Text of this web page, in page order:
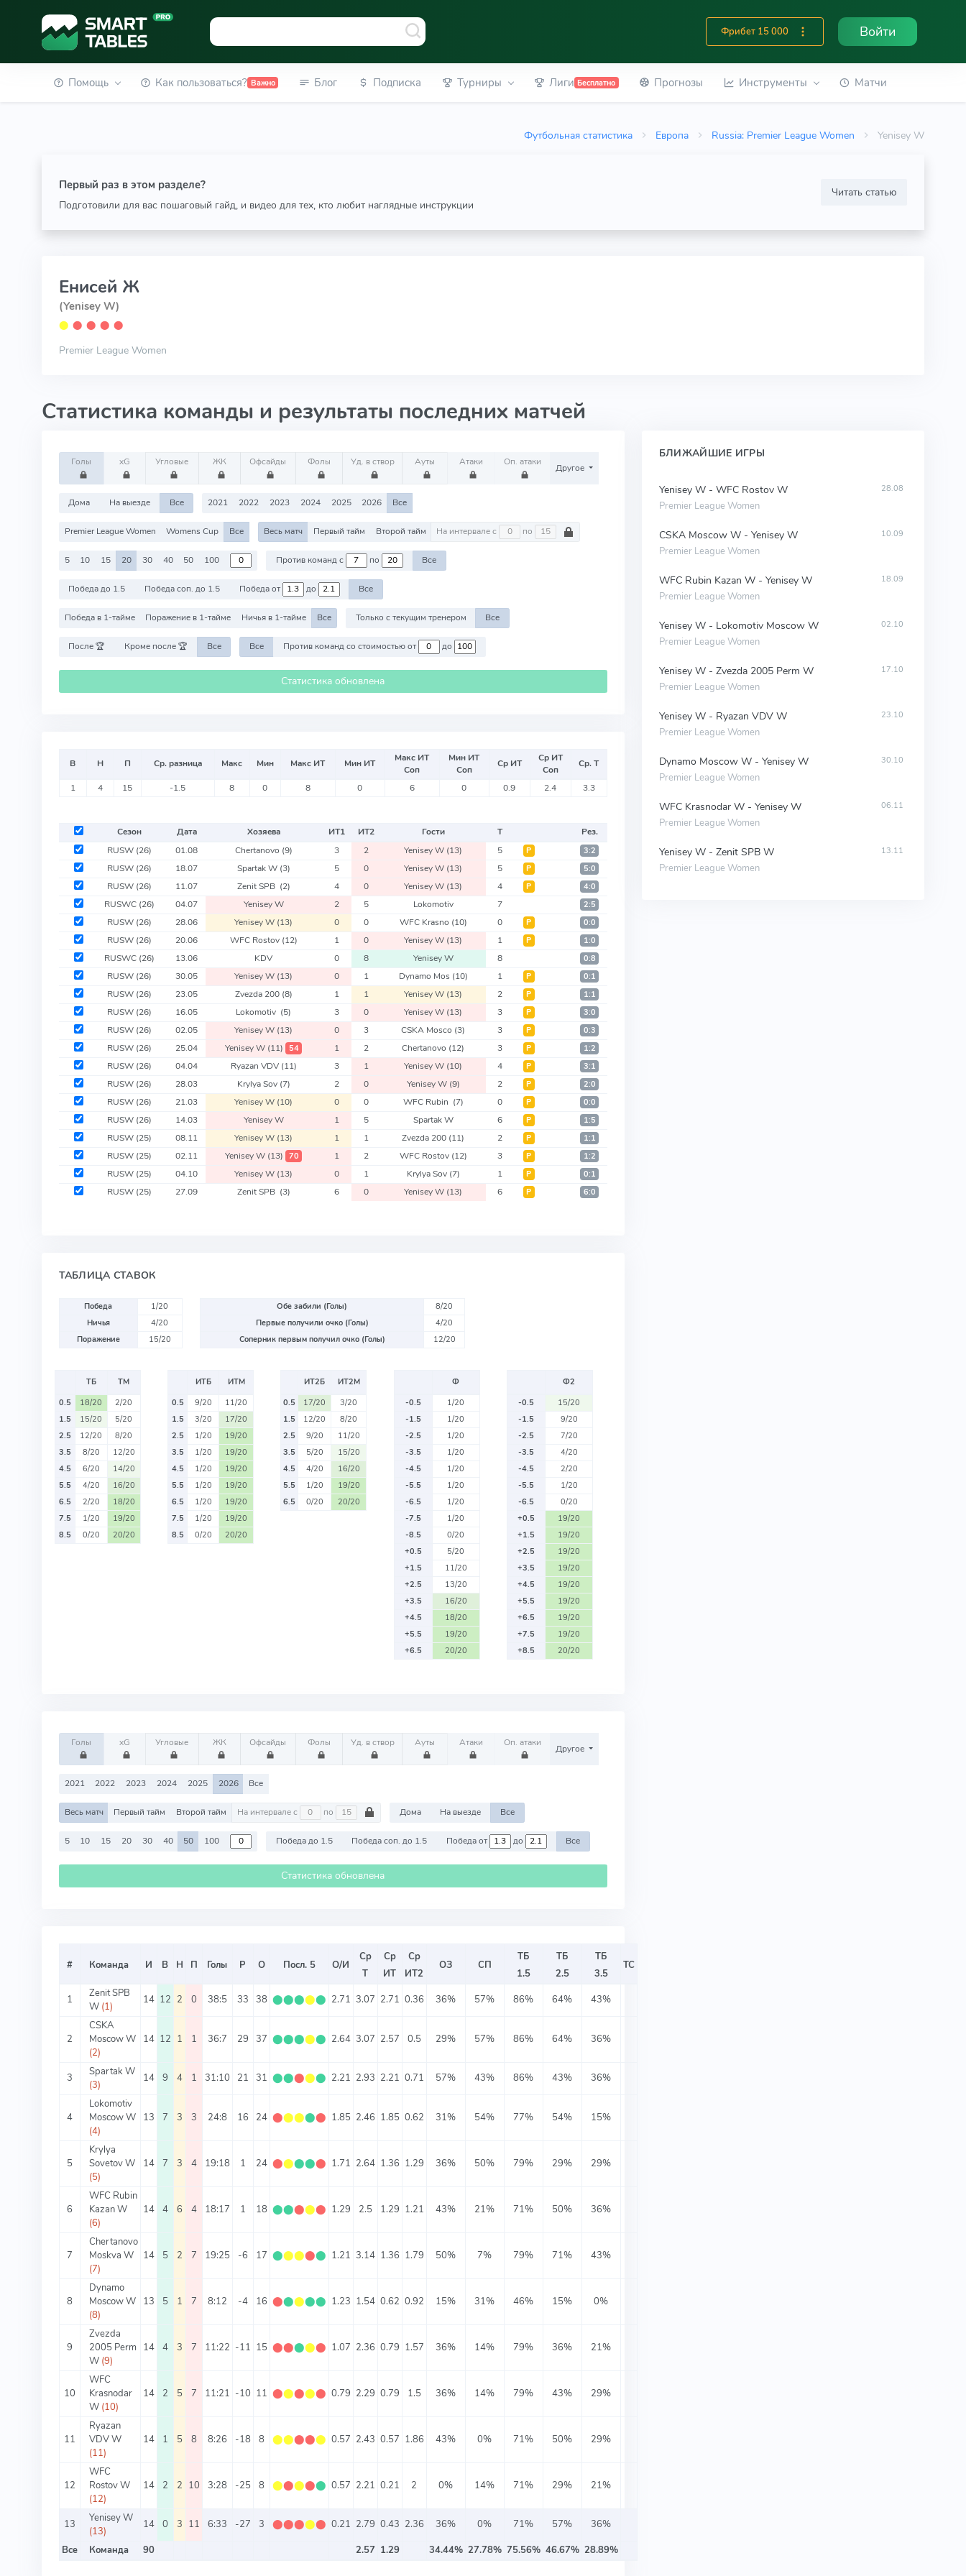
Фрибет 15 000 Войти
Помощь Как пользоваться? Важно Блог Подписка Турниры Лиги Бесплатно Прогнозы Инструменты Матчи
Футбольная статистика Европа Russia: Premier League Women Yenisey W
Первый раз в этом разделе?
Подготовили для вас пошаговый гайд, и видео для тех, кто любит наглядные инструкции
Читать статью
Енисей Ж
(Yenisey W)
⬤ ⬤ ⬤ ⬤ ⬤
Premier League Women
Статистика команды и результаты последних матчей
Голы xG Угловые ЖК Офсайды Фолы Уд. в створ Ауты Атаки Оп. атаки
Другое
Дома На выезде Все 2021 2022 2023 2024 2025 2026 Все
Premier League Women Womens Cup Все Весь матч Первый тайм Второй тайм На интервале с по
5 10 15 20 30 40 50 100 Против команд с по Все
Победа до 1.5 Победа соп. до 1.5 Победа от до Все
Победа в 1-тайме Поражение в 1-тайме Ничья в 1-тайме Все Только с текущим тренером Все
После 🏆 Кроме после 🏆 Все Все Против команд со стоимостью от до
Статистика обновлена
В Н П Ср. разница Макс Мин Макс ИТ Мин ИТ
Макс ИТ
Соп
Мин ИТ
Соп
Ср ИТ
Ср ИТ
Соп
Ср. Т
1 4 15 -1.5 8 0 8 0 6 0 0.9 2.4 3.3
Сезон Дата Хозяева ИТ1 ИТ2 Гости Т
Рез.
RUSW (26) 01.08 Chertanovo (9) 3 2 Yenisey W (13) 5 Р 3:2
RUSW (26) 18.07 Spartak W (3) 5 0 Yenisey W (13) 5 Р 5:0
RUSW (26) 11.07 Zenit SPB (2) 4 0 Yenisey W (13) 4 Р 4:0
RUSWC (26) 04.07 Yenisey W 2 5 Lokomotiv 7 2:5
RUSW (26) 28.06 Yenisey W (13) 0 0 WFC Krasno (10) 0 Р 0:0
RUSW (26) 20.06 WFC Rostov (12) 1 0 Yenisey W (13) 1 Р 1:0
RUSWC (26) 13.06 KDV 0 8 Yenisey W 8 0:8
RUSW (26) 30.05 Yenisey W (13) 0 1 Dynamo Mos (10) 1 Р 0:1
RUSW (26) 23.05 Zvezda 200 (8) 1 1 Yenisey W (13) 2 Р 1:1
RUSW (26) 16.05 Lokomotiv (5) 3 0 Yenisey W (13) 3 Р 3:0
RUSW (26) 02.05 Yenisey W (13) 0 3 CSKA Mosco (3) 3 Р 0:3
RUSW (26) 25.04 Yenisey W (11) 54 1 2 Chertanovo (12) 3 Р 1:2
RUSW (26) 04.04 Ryazan VDV (11) 3 1 Yenisey W (10) 4 Р 3:1
RUSW (26) 28.03 Krylya Sov (7) 2 0 Yenisey W (9) 2 Р 2:0
RUSW (26) 21.03 Yenisey W (10) 0 0 WFC Rubin (7) 0 Р 0:0
RUSW (26) 14.03 Yenisey W 1 5 Spartak W 6 Р 1:5
RUSW (25) 08.11 Yenisey W (13) 1 1 Zvezda 200 (11) 2 Р 1:1
RUSW (25) 02.11 Yenisey W (13) 70 1 2 WFC Rostov (12) 3 Р 1:2
RUSW (25) 04.10 Yenisey W (13) 0 1 Krylya Sov (7) 1 Р 0:1
RUSW (25) 27.09 Zenit SPB (3) 6 0 Yenisey W (13) 6 Р 6:0
ТАБЛИЦА СТАВОК
Победа
1/20
Ничья
4/20
Поражение
15/20
Обе забили (Голы)
8/20
Первые получили очко (Голы)
4/20
Соперник первым получил очко (Голы)
12/20
ТБ
ТМ
0.5
18/20
2/20
1.5
15/20
5/20
2.5
12/20
8/20
3.5
8/20
12/20
4.5
6/20
14/20
5.5
4/20
16/20
6.5
2/20
18/20
7.5
1/20
19/20
8.5
0/20 20/20
ИТБ
ИТМ
0.5
9/20
11/20
1.5
3/20
17/20
2.5
1/20
19/20
3.5
1/20
19/20
4.5
1/20
19/20
5.5
1/20
19/20
6.5
1/20
19/20
7.5
1/20
19/20
8.5
0/20 20/20
ИТ2Б
ИТ2М
0.5
17/20
3/20
1.5
12/20
8/20
2.5
9/20
11/20
3.5
5/20
15/20
4.5
4/20
16/20
5.5
1/20
19/20
6.5
0/20 20/20
Ф
-0.5
1/20
-1.5
1/20
-2.5
1/20
-3.5
1/20
-4.5
1/20
-5.5
1/20
-6.5
1/20
-7.5
1/20
-8.5
0/20
+0.5
5/20
+1.5
11/20
+2.5
13/20
+3.5
16/20
+4.5
18/20
+5.5
19/20
+6.5
20/20
Ф2
-0.5
15/20
-1.5
9/20
-2.5
7/20
-3.5
4/20
-4.5
2/20
-5.5
1/20
-6.5
0/20
+0.5
19/20
+1.5
19/20
+2.5
19/20
+3.5
19/20
+4.5
19/20
+5.5
19/20
+6.5
19/20
+7.5
19/20
+8.5
20/20
Голы xG Угловые ЖК Офсайды Фолы Уд. в створ Ауты Атаки Оп. атаки
Другое
2021 2022 2023 2024 2025 2026 Все
Весь матч Первый тайм Второй тайм На интервале с по Дома На выезде Все
5 10 15 20 30 40 50 100 Победа до 1.5 Победа соп. до 1.5 Победа от до Все
Статистика обновлена
# Команда И В Н П Голы Р О Посл. 5 О/И
Ср
Т
Ср
ИТ
Ср
ИТ2
ОЗ СП
ТБ
1.5
ТБ
2.5
ТБ
3.5
ТС
1
Zenit SPB
W (1)
14 12 2 0 38:5 33 38 ⬤⬤⬤⬤⬤ 2.71 3.07 2.71 0.36 36% 57% 86% 64% 43%
2
CSKA
Moscow W
(2)
14 12 1 1 36:7 29 37 ⬤⬤⬤⬤⬤ 2.64 3.07 2.57 0.5 29% 57% 86% 64% 36%
3
Spartak W
(3)
14 9 4 1 31:10 21 31 ⬤⬤⬤⬤⬤ 2.21 2.93 2.21 0.71 57% 43% 86% 43% 36%
4
Lokomotiv
Moscow W
(4)
13 7 3 3 24:8 16 24 ⬤⬤⬤⬤⬤ 1.85 2.46 1.85 0.62 31% 54% 77% 54% 15%
5
Krylya
Sovetov W
(5)
14 7 3 4 19:18 1 24 ⬤⬤⬤⬤⬤ 1.71 2.64 1.36 1.29 36% 50% 79% 29% 29%
6
WFC Rubin
Kazan W
(6)
14 4 6 4 18:17 1 18 ⬤⬤⬤⬤⬤ 1.29 2.5 1.29 1.21 43% 21% 71% 50% 36%
7
Chertanovo
Moskva W
(7)
14 5 2 7 19:25 -6 17 ⬤⬤⬤⬤⬤ 1.21 3.14 1.36 1.79 50% 7% 79% 71% 43%
8
Dynamo
Moscow W
(8)
13 5 1 7 8:12 -4 16 ⬤⬤⬤⬤⬤ 1.23 1.54 0.62 0.92 15% 31% 46% 15% 0%
9
Zvezda
2005 Perm
W (9)
14 4 3 7 11:22 -11 15 ⬤⬤⬤⬤⬤ 1.07 2.36 0.79 1.57 36% 14% 79% 36% 21%
10
WFC
Krasnodar
W (10)
14 2 5 7 11:21 -10 11 ⬤⬤⬤⬤⬤ 0.79 2.29 0.79 1.5 36% 14% 79% 43% 29%
11
Ryazan
VDV W
(11)
14 1 5 8 8:26 -18 8 ⬤⬤⬤⬤⬤ 0.57 2.43 0.57 1.86 43% 0% 71% 50% 29%
12
WFC
Rostov W
(12)
14 2 2 10 3:28 -25 8 ⬤⬤⬤⬤⬤ 0.57 2.21 0.21 2 0% 14% 71% 29% 21%
13
Yenisey W
(13)
14 0 3 11 6:33 -27 3 ⬤⬤⬤⬤⬤ 0.21 2.79 0.43 2.36 36% 0% 71% 57%
36%
Все
Команда 90 2.57 1.29 34.44% 27.78% 75.56% 46.67% 28.89%
БЛИЖАЙШИЕ ИГРЫ
Yenisey W - WFC Rostov W
Premier League Women
28.08
CSKA Moscow W - Yenisey W
Premier League Women
10.09
WFC Rubin Kazan W - Yenisey W
Premier League Women
18.09
Yenisey W - Lokomotiv Moscow W
Premier League Women
02.10
Yenisey W - Zvezda 2005 Perm W
Premier League Women
17.10
Yenisey W - Ryazan VDV W
Premier League Women
23.10
Dynamo Moscow W - Yenisey W
Premier League Women
30.10
WFC Krasnodar W - Yenisey W
Premier League Women
06.11
Yenisey W - Zenit SPB W
Premier League Women
13.11